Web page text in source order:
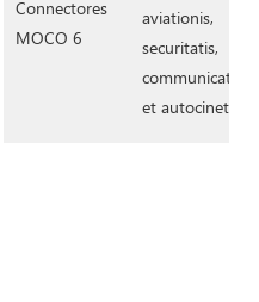
aviationis,
securitatis,
et autocineti.